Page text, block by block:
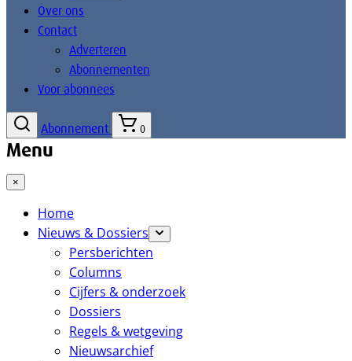
Over ons
Contact
Adverteren
Abonnementen
Voor abonnees
Abonnement 0
Menu
×
Home
Nieuws & Dossiers
Persberichten
Columns
Cijfers & onderzoek
Dossiers
Regels & wetgeving
Nieuwsarchief